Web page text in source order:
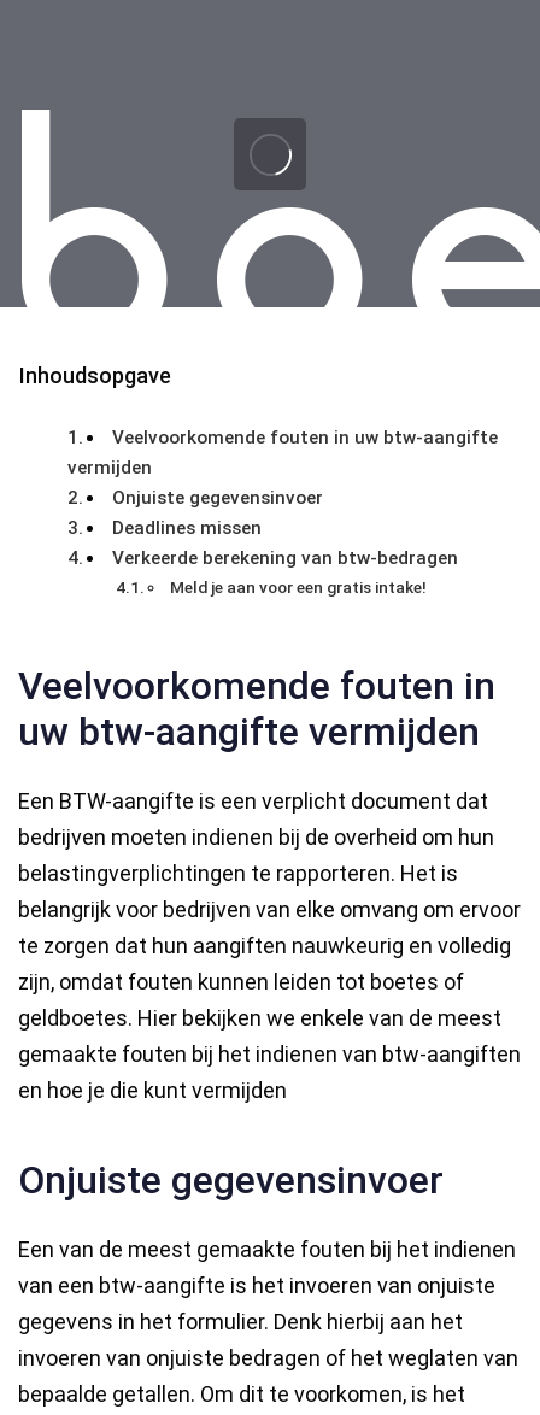
navigation
content
Inhoudsopgave
Veelvoorkomende fouten in uw btw-aangifte
vermijden
Onjuiste gegevensinvoer
Deadlines missen
Verkeerde berekening van btw-bedragen
Meld je aan voor een gratis intake!
Veelvoorkomende fouten in
uw btw-aangifte vermijden
Een BTW-aangifte is een verplicht document dat
bedrijven moeten indienen bij de overheid om hun
belastingverplichtingen te rapporteren. Het is
belangrijk voor bedrijven van elke omvang om ervoor
te zorgen dat hun aangiften nauwkeurig en volledig
zijn, omdat fouten kunnen leiden tot boetes of
geldboetes. Hier bekijken we enkele van de meest
gemaakte fouten bij het indienen van btw-aangiften
en hoe je die kunt vermijden
Onjuiste gegevensinvoer
Een van de meest gemaakte fouten bij het indienen
van een btw-aangifte is het invoeren van onjuiste
gegevens in het formulier. Denk hierbij aan het
invoeren van onjuiste bedragen of het weglaten van
bepaalde getallen. Om dit te voorkomen, is het